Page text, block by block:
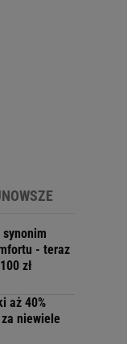
synonim
- teraz
zł
aż 40%
niewiele